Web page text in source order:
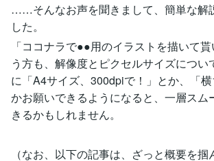
……そんなお声を聞きまして、簡単な解
した。
「ココナラで●●用のイラストを描いて
う方も、解像度とピクセルサイズについ
に「A4サイズ、300dpiで！」とか、「
かお願いできるようになると、一層スム
きるかもしれません。
（なお、以下の記事は、ざっと概要を